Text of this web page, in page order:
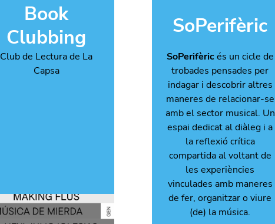
Book
Clubbing
Club de Lectura de La
Capsa
SoPerifèric
SoPerifèricés un cicle de
trobades pensades per
indagar i descobrir altres
maneres de relacionar-se
amb el sector musical. Un
espai dedicat al diàleg i a
la reflexió crítica
compartida al voltant de
les experiències
vinculades amb maneres
de fer, organitzar o viure
(de) la música.